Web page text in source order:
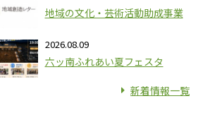
地域の文化・芸術活動助成事業
2026.08.09
六ッ南ふれあい夏フェスタ
新着情報一覧